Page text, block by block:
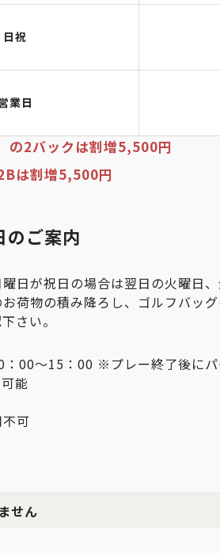
祝
業日
の2バックは割増5,500円
は割増5,500円
のご案内
日が祝日の場合は翌日の火曜日
荷物の積み降ろし、ゴルフバッ
さい。
00～15：00 ※プレー終了後にパ
能
可
せん